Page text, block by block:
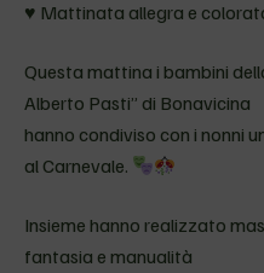
♥ Mattinata allegra e
Questa mattina i bambini
Alberto Pasti” di Bonavicina
hanno condiviso con i nonni
al Carnevale.
Insieme hanno realizzato
fantasia e manualità